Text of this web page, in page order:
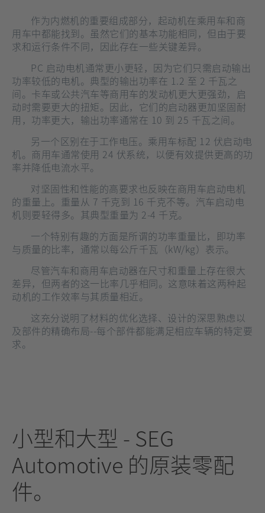
作为内燃机的重要组成部分，起动机在乘用车和商
用车中都能找到。虽然它们的基本功能相同，但由于要
求和运行条件不同，因此存在一些关键差异。
PC 启动电机通常更小更轻，因为它们只需启动输出
功率较低的电机。典型的输出功率在 1.2 至 2 千瓦之
间。卡车或公共汽车等商用车的发动机更大更强劲，启
动时需要更大的扭矩。因此，它们的启动器更加坚固耐
用，功率更大，输出功率通常在 10 到 25 千瓦之间。
另一个区别在于工作电压。乘用车标配 12 伏启动电
机。商用车通常使用 24 伏系统，以便有效提供更高的功
率并降低电流水平。
对坚固性和性能的高要求也反映在商用车启动电机
的重量上。重量从 7 千克到 16 千克不等。汽车启动电
机则要轻得多。其典型重量为 2-4 千克。
一个特别有趣的方面是所谓的功率重量比，即功率
与质量的比率，通常以每公斤千瓦（kW/kg）表示。
尽管汽车和商用车启动器在尺寸和重量上存在很大
差异，但两者的这一比率几乎相同。这意味着这两种起
动机的工作效率与其质量相近。
这充分说明了材料的优化选择、设计的深思熟虑以
及部件的精确布局--每个部件都能满足相应车辆的特定要
求。
小型和大型 - SEG
Automotive 的原装零配
件。